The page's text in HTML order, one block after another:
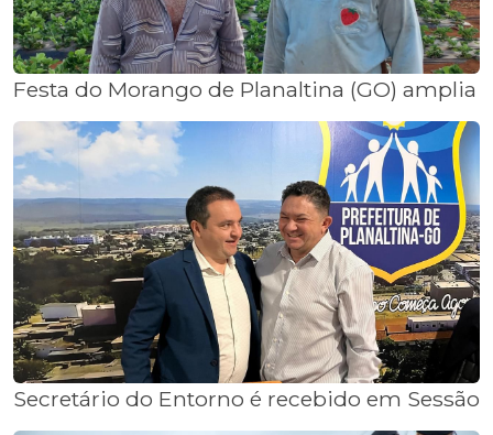
Festa do Morango de Planaltina (GO)
Secretário do Entorno é recebido em Sessão